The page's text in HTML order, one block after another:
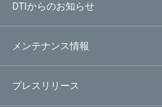
DTIからのお知らせ
メンテナンス情報
プレスリリース